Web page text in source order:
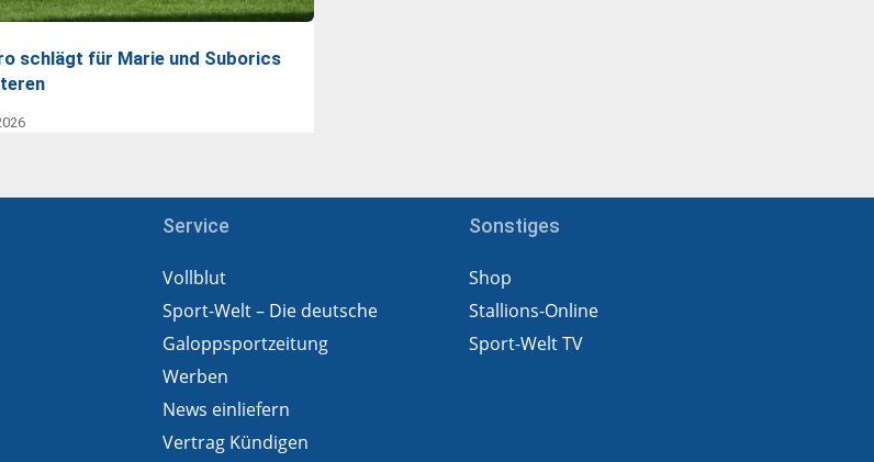
schlägt für Marie und Suborics
Service
Vollblut
Sport-Welt – Die deutsche
Galoppsportzeitung
Werben
News einliefern
Vertrag Kündigen
Sonstiges
Shop
Stallions-Online
Sport-Welt TV